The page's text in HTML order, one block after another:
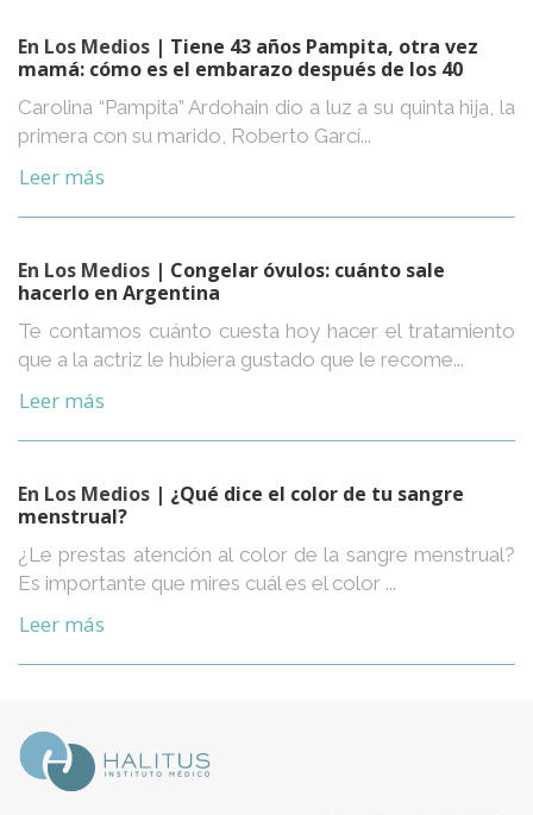
En Los Medios | Tiene 43 años Pampita, otra vez
mamá: cómo es el embarazo después de los 40
Carolina “Pampita” Ardohain dio a luz a su quinta hija, la
primera con su marido, Roberto Garcí...
Leer más
En Los Medios | Congelar óvulos: cuánto sale
hacerlo en Argentina
Te contamos cuánto cuesta hoy hacer el tratamiento
que a la actriz le hubiera gustado que le recome...
Leer más
En Los Medios | ¿Qué dice el color de tu sangre
menstrual?
¿Le prestas atención al color de la sangre menstrual?
Es importante que mires cuál es el color ...
Leer más